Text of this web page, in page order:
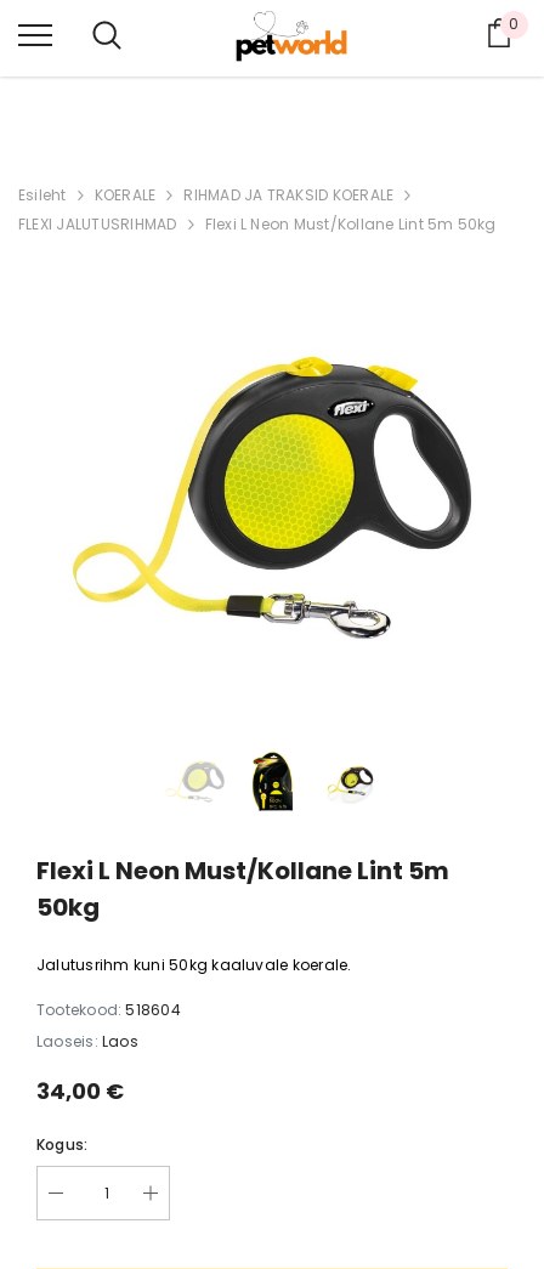
TELLI TÖÖPÄEVITI ENNE 14:00 → PAKK SAMAL PÄEVAL TEELE.
KÕIK TOOTED TARTU LAOS!
0
Esileht KOERALE
RIHMAD JA TRAKSID KOERALE
FLEXI JALUTUSRIHMAD
Flexi L Neon Must/Kollane Lint 5m 50kg
Flexi L Neon Must/Kollane Lint 5m
50kg
Jalutusrihm kuni 50kg kaaluvale koerale.
Tootekood: 518604
Laoseis: Laos
34,00 €
Kogus: